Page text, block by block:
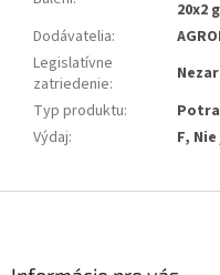
20x2
Dodávatelia:
Legislatívne
zatriedenie:
Typ produktu:
Výdaj: F,